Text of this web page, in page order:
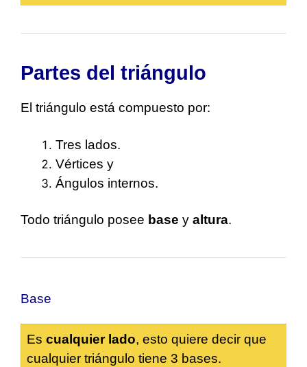
Partes del triángulo
El triángulo está compuesto por:
Tres lados.
Vértices y
Ángulos internos.
Todo triángulo posee base y altura.
Base
Es cualquier lado, esto quiere decir que
cualquier triángulo tiene 3 bases.